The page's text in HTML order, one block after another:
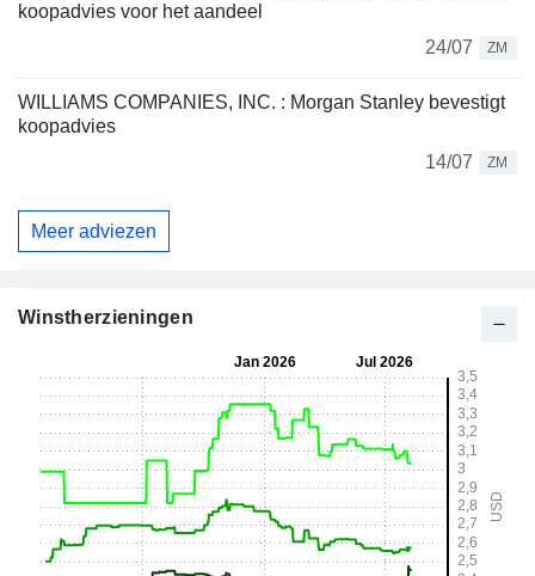
koopadvies voor het aandeel
24/07
ZM
WILLIAMS COMPANIES, INC. : Morgan Stanley bevestigt
koopadvies
14/07
ZM
Meer adviezen
Winstherzieningen